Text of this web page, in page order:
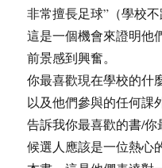
非常擅長足球”（學校
這是一個機會來證明他
前景感到興奮。
你最喜歡現在學校的什
以及他們參與的任何課
告訴我你最喜歡的書/你
候選人應該是一位熱心